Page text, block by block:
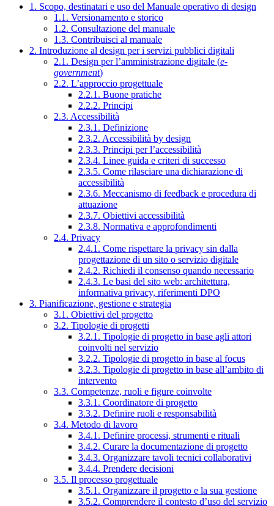
1. Scopo, destinatari e uso del Manuale operativo di design
1.1. Versionamento e storico
1.2. Consultazione del manuale
1.3. Contribuisci al manuale
2. Introduzione al design per i servizi pubblici digitali
2.1. Design per l’amministrazione digitale (e-
government)
2.2. L’approccio progettuale
2.2.1. Buone pratiche
2.2.2. Principi
2.3. Accessibilità
2.3.1. Definizione
2.3.2. Accessibilità by design
2.3.3. Principi per l’accessibilità
2.3.4. Linee guida e criteri di successo
2.3.5. Come rilasciare una dichiarazione di
accessibilità
2.3.6. Meccanismo di feedback e procedura di
attuazione
2.3.7. Obiettivi accessibilità
2.3.8. Normativa e approfondimenti
2.4. Privacy
2.4.1. Come rispettare la privacy sin dalla
progettazione di un sito o servizio digitale
2.4.2. Richiedi il consenso quando necessario
2.4.3. Le basi del sito web: architettura,
informativa privacy, riferimenti DPO
3. Pianificazione, gestione e strategia
3.1. Obiettivi del progetto
3.2. Tipologie di progetti
3.2.1. Tipologie di progetto in base agli attori
coinvolti nel servizio
3.2.2. Tipologie di progetto in base al focus
3.2.3. Tipologie di progetto in base all’ambito di
intervento
3.3. Competenze, ruoli e figure coinvolte
3.3.1. Coordinatore di progetto
3.3.2. Definire ruoli e responsabilità
3.4. Metodo di lavoro
3.4.1. Definire processi, strumenti e rituali
3.4.2. Curare la documentazione di progetto
3.4.3. Organizzare tavoli tecnici collaborativi
3.4.4. Prendere decisioni
3.5. Il processo progettuale
3.5.1. Organizzare il progetto e la sua gestione
3.5.2. Comprendere il contesto d’uso del servizio